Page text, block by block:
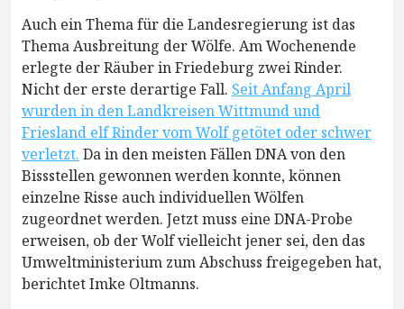
Auch ein Thema für die Landesregierung ist das
Thema Ausbreitung der Wölfe. Am Wochenende
erlegte der Räuber in Friedeburg zwei Rinder.
Nicht der erste derartige Fall. Seit Anfang April
wurden in den Landkreisen Wittmund und
Friesland elf Rinder vom Wolf getötet oder schwer
verletzt. Da in den meisten Fällen DNA von den
Bissstellen gewonnen werden konnte, können
einzelne Risse auch individuellen Wölfen
zugeordnet werden. Jetzt muss eine DNA-Probe
erweisen, ob der Wolf vielleicht jener sei, den das
Umweltministerium zum Abschuss freigegeben hat,
berichtet Imke Oltmanns.